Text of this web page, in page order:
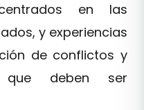
en las
y experiencias
de conflictos y
que deben ser